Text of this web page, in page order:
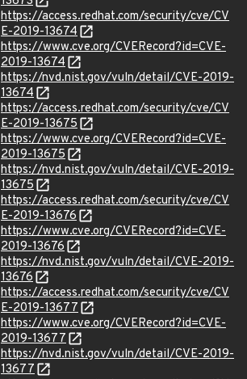
https://access.redhat.com/security/cve/CV
E-2019-13674
https://www.cve.org/CVERecord?id=CVE-
2019-13674
https://nvd.nist.gov/vuln/detail/CVE-2019-
13674
https://access.redhat.com/security/cve/CV
E-2019-13675
https://www.cve.org/CVERecord?id=CVE-
2019-13675
https://nvd.nist.gov/vuln/detail/CVE-2019-
13675
https://access.redhat.com/security/cve/CV
E-2019-13676
https://www.cve.org/CVERecord?id=CVE-
2019-13676
https://nvd.nist.gov/vuln/detail/CVE-2019-
13676
https://access.redhat.com/security/cve/CV
E-2019-13677
https://www.cve.org/CVERecord?id=CVE-
2019-13677
https://nvd.nist.gov/vuln/detail/CVE-2019-
13677